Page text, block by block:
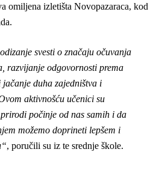
omiljena izletišta Novopazaraca, kod
svesti o značaju očuvanja
razvijanje odgovornosti prema
duha zajedništva i
aktivnošću učenici su
počinje od nas samih i da
možemo doprineti lepšem i
, poručili su iz te srednje škole.